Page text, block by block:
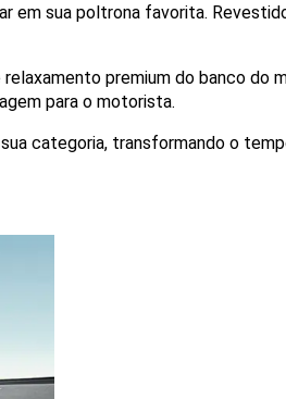
em sua poltrona favorita.
premium do banco do
para o motorista.
categoria, transformando o